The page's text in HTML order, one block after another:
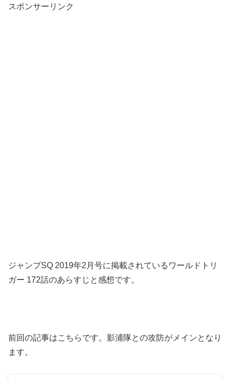
スポンサーリンク
ジャンプSQ 2019年2月号に掲載されているワールドトリ
ガー 172話のあらすじと感想です。
前回の記事はこちらです。影浦隊との攻防がメインとなり
ます。